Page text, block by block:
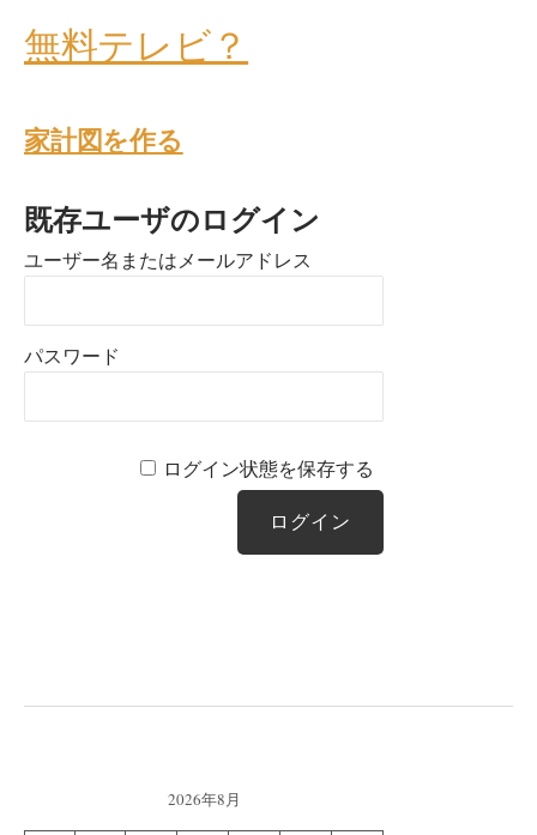
無料テレビ？
家計図を作る
既存ユーザのログイン
ユーザー名またはメールアドレス
パスワード
ログイン状態を保存する
2026年8月